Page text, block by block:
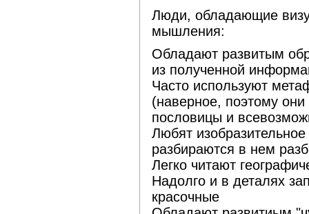
Люди, обладающие
мышления:
Обладают развитым
из полученной
Часто используют
(наверное, поэтому они
пословицы и
Любят
разбираются в нем
Легко читают
Надолго и в деталях
красочные